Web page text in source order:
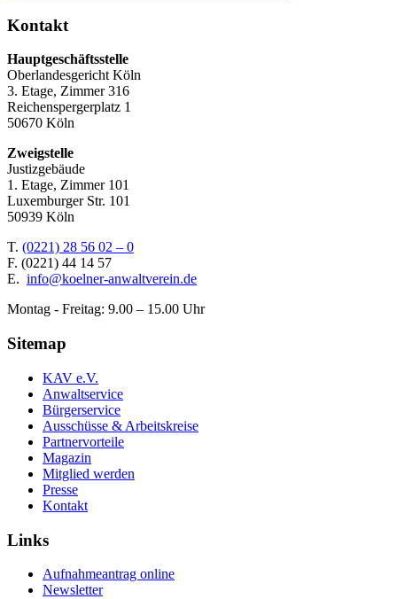
Kontakt
Hauptgeschäftsstelle
Oberlandesgericht Köln
3. Etage, Zimmer 316
Reichenspergerplatz 1
50670 Köln
Zweigstelle
Justizgebäude
1. Etage, Zimmer 101
Luxemburger Str. 101
50939 Köln
T. (0221) 28 56 02 – 0
F. (0221) 44 14 57
E. info@koelner-anwaltverein.de
Montag - Freitag: 9.00 – 15.00 Uhr
Sitemap
KAV e.V.
Anwaltservice
Bürgerservice
Ausschüsse & Arbeitskreise
Partnervorteile
Magazin
Mitglied werden
Presse
Kontakt
Links
Aufnahmeantrag online
Newsletter